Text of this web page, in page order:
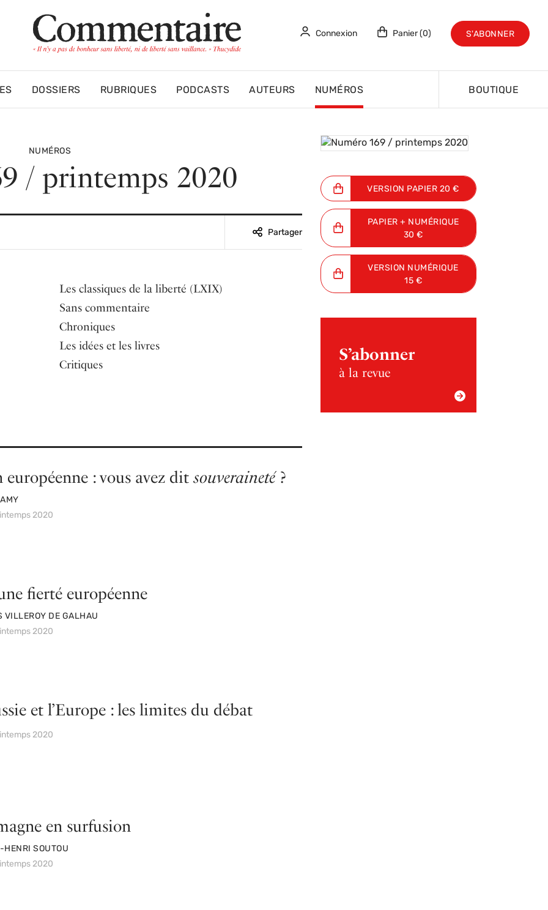
Connexion Panier (0) S'ABONNER
DOSSIERS RUBRIQUES PODCASTS AUTEURS NUMÉROS BOUTIQUE
NUMÉROS
/ printemps 2020
Partager
Les classiques de la liberté (LXIX)
Sans commentaire
Chroniques
Les idées et les livres
Critiques
: vous avez dit souveraineté?
2020
fierté européenne
VILLEROY DE GALHAU
2020
et l’Europe : les limites du débat
2020
en surfusion
HENRI SOUTOU
2020
Acheter le numéro
VERSION PAPIER 20 €
PAPIER + NUMÉRIQUE
30 €
VERSION NUMÉRIQUE
15 €
S’abonner
à la revue